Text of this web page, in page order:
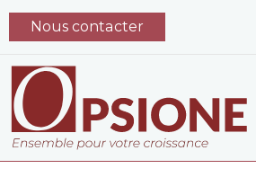
Nous contacter